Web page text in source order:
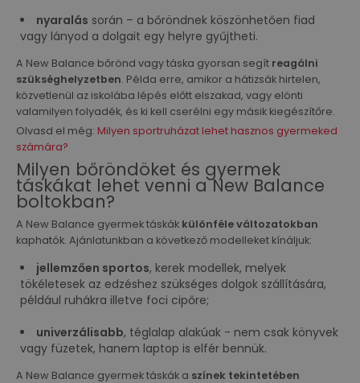
nyaralás során – a bőröndnek köszönhetően fiad
vagy lányod a dolgait egy helyre gyűjtheti.
A New Balance bőrönd vagy táska gyorsan segít reagálni
szükséghelyzetben. Példa erre, amikor a hátizsák hirtelen,
közvetlenül az iskolába lépés előtt elszakad, vagy elönti
valamilyen folyadék, és ki kell cserélni egy másik kiegészítőre.
Olvasd el még: Milyen sportruházat lehet hasznos gyermeked
számára?
Milyen bőröndöket és gyermek
táskákat lehet venni a New Balance
boltokban?
A New Balance gyermek táskák különféle változatokban
kaphatók. Ajánlatunkban a következő modelleket kínáljuk:
jellemzően sportos, kerek modellek, melyek
tökéletesek az edzéshez szükséges dolgok szállítására,
például ruhákra illetve foci cipőre;
univerzálisabb, téglalap alakúak - nem csak könyvek
vagy füzetek, hanem laptop is elfér bennük.
A New Balance gyermek táskák a színek tekintetében